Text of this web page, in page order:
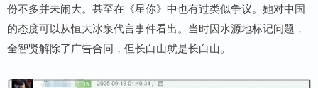
份不多并未闹大。甚至在《星你》中也有过类似争议。她对中国
的态度可以从恒大冰泉代言事件看出。当时因水源地标记问题，
全智贤解除了广告合同，但长白山就是长白山。